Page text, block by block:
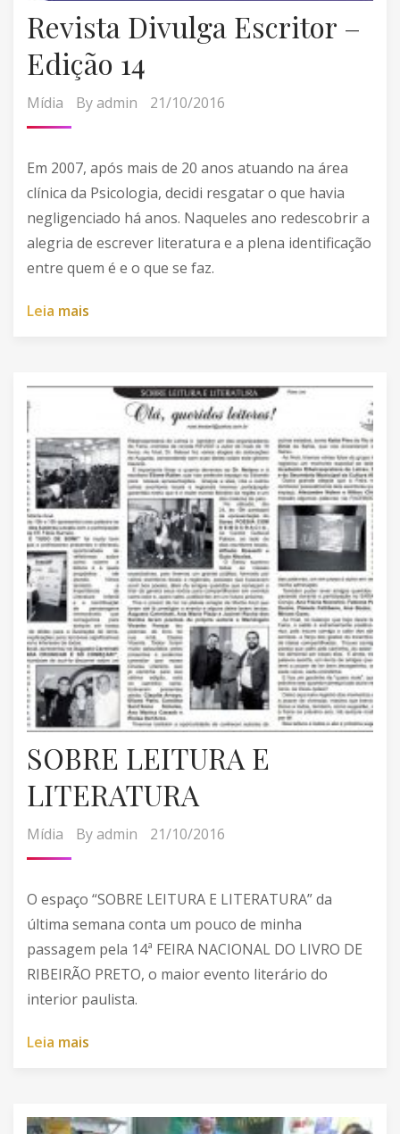
Revista Divulga Escritor –
Edição 14
Mídia Byadmin 21/10/2016
Em 2007, após mais de 20 anos atuando na área
clínica da Psicologia, decidi resgatar o que havia
negligenciado há anos. Naqueles ano redescobrir a
alegria de escrever literatura e a plena identificação
entre quem é e o que se faz.
Leia mais
SOBRE LEITURA E
LITERATURA
Mídia Byadmin 21/10/2016
O espaço “SOBRE LEITURA E LITERATURA” da
última semana conta um pouco de minha
passagem pela 14ª FEIRA NACIONAL DO LIVRO DE
RIBEIRÃO PRETO, o maior evento literário do
interior paulista.
Leia mais